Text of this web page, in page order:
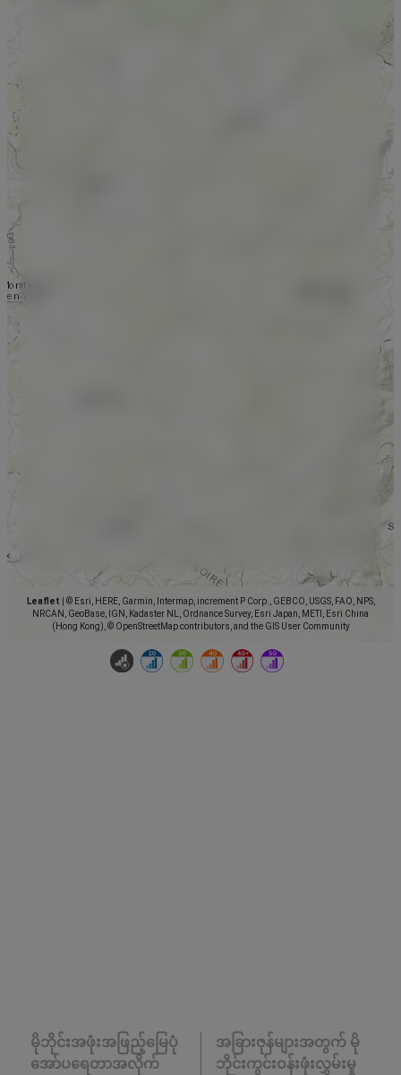
Leaflet
© Esri, HERE, Garmin, Intermap, increment P Corp., GEBCO, USGS, FAO, NPS,
NRCAN, GeoBase, IGN, Kadaster NL, Ordnance Survey, Esri Japan, METI, Esri China
(Hong Kong), © OpenStreetMap contributors, and the GIS User Community
မိုဘိုင်းအဖုံးအဖြည့်မြေပုံ
အော်ပရေတာအလိုက်
အခြားဇုန်များအတွက် မို
ဘိုင်းကွင်းဝန်းဖုံးလွှမ်းမှု